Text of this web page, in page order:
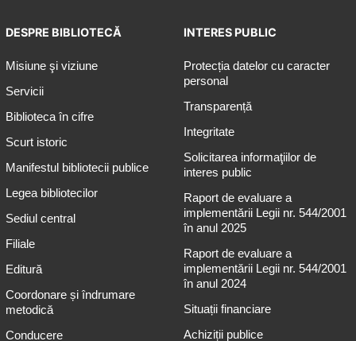
DESPRE BIBLIOTECĂ
Misiune şi viziune
Servicii
Biblioteca în cifre
Scurt istoric
Manifestul bibliotecii publice
Legea bibliotecilor
Sediul central
Filiale
Editură
Coordonare și îndrumare
metodică
Conducere
INTERES PUBLIC
Protecția datelor cu caracter
personal
Transparență
Integritate
Solicitarea informaţiilor de
interes public
Raport de evaluare a
implementării Legii nr. 544/2001
în anul 2025
Raport de evaluare a
implementării Legii nr. 544/2001
în anul 2024
Situații financiare
Achiziții publice